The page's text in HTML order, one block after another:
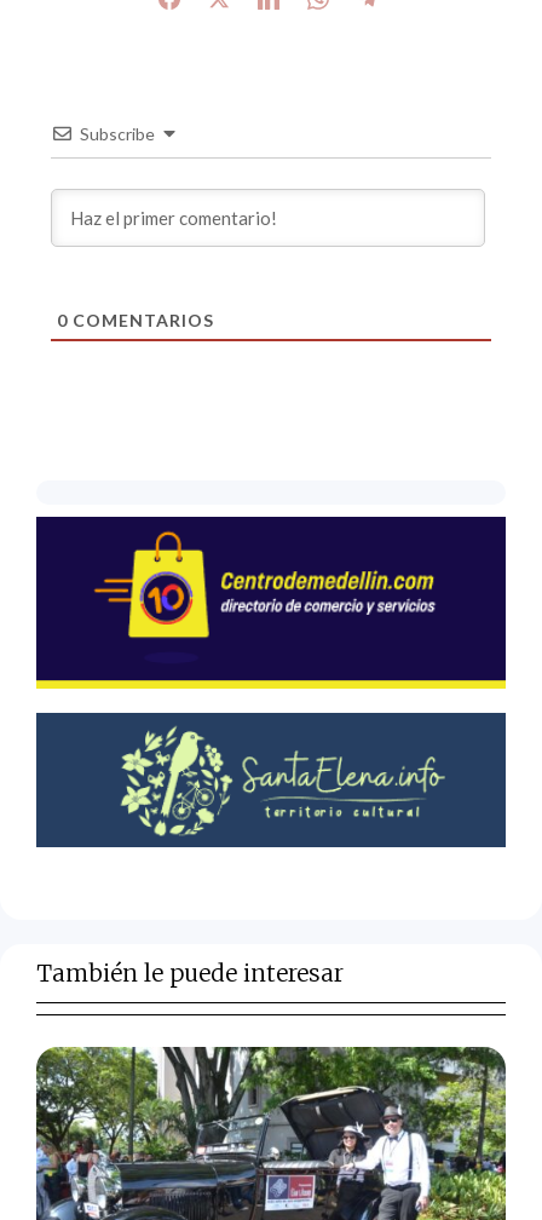
Subscribe
0COMENTARIOS
También le puede interesar